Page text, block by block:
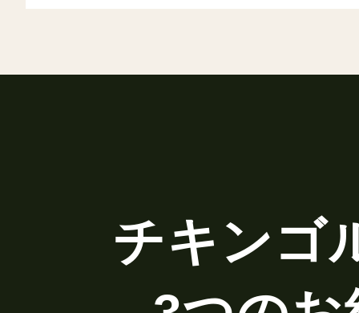
チキンゴ